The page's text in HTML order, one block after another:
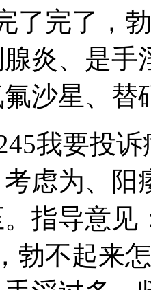
了完了，
炎、是手
沙星、替
我要投
虑为、阳
指导意
勃不起来